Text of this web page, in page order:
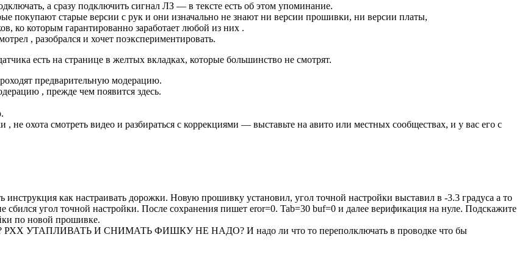
а сразу подключить сигнал ЛЗ — в тексте есть об этом упоминание.
покупают старые версии с рук и они изначально не знают ни версии прошивки, ни версии платы,
ко которым гарантированно заработает любой из них .
, разобрался и хочет поэкспериментировать.
есть на странице в желтых вкладках, которые большинство не смотрят.
предварительную модерацию.
, прежде чем появится здесь.
, не охота смотреть видео и разбираться с коррекциями — выставьте на авито или местных сообществах, и у вас его с
как настраивать дорожки. Новую прошивку установил, угол точной настройки выставил в -3.3 градуса а то
сбился угол точной настройки. После сохранения пишет eror=0. Tab=30 buf=0 и далее верификация на нуле. Подскажите
по новой прошивке.
РХХ УТАПЛИВАТЬ И СНИМАТЬ ФИШКУ НЕ НАДО? И надо ли что то переполключать в проводке что бы